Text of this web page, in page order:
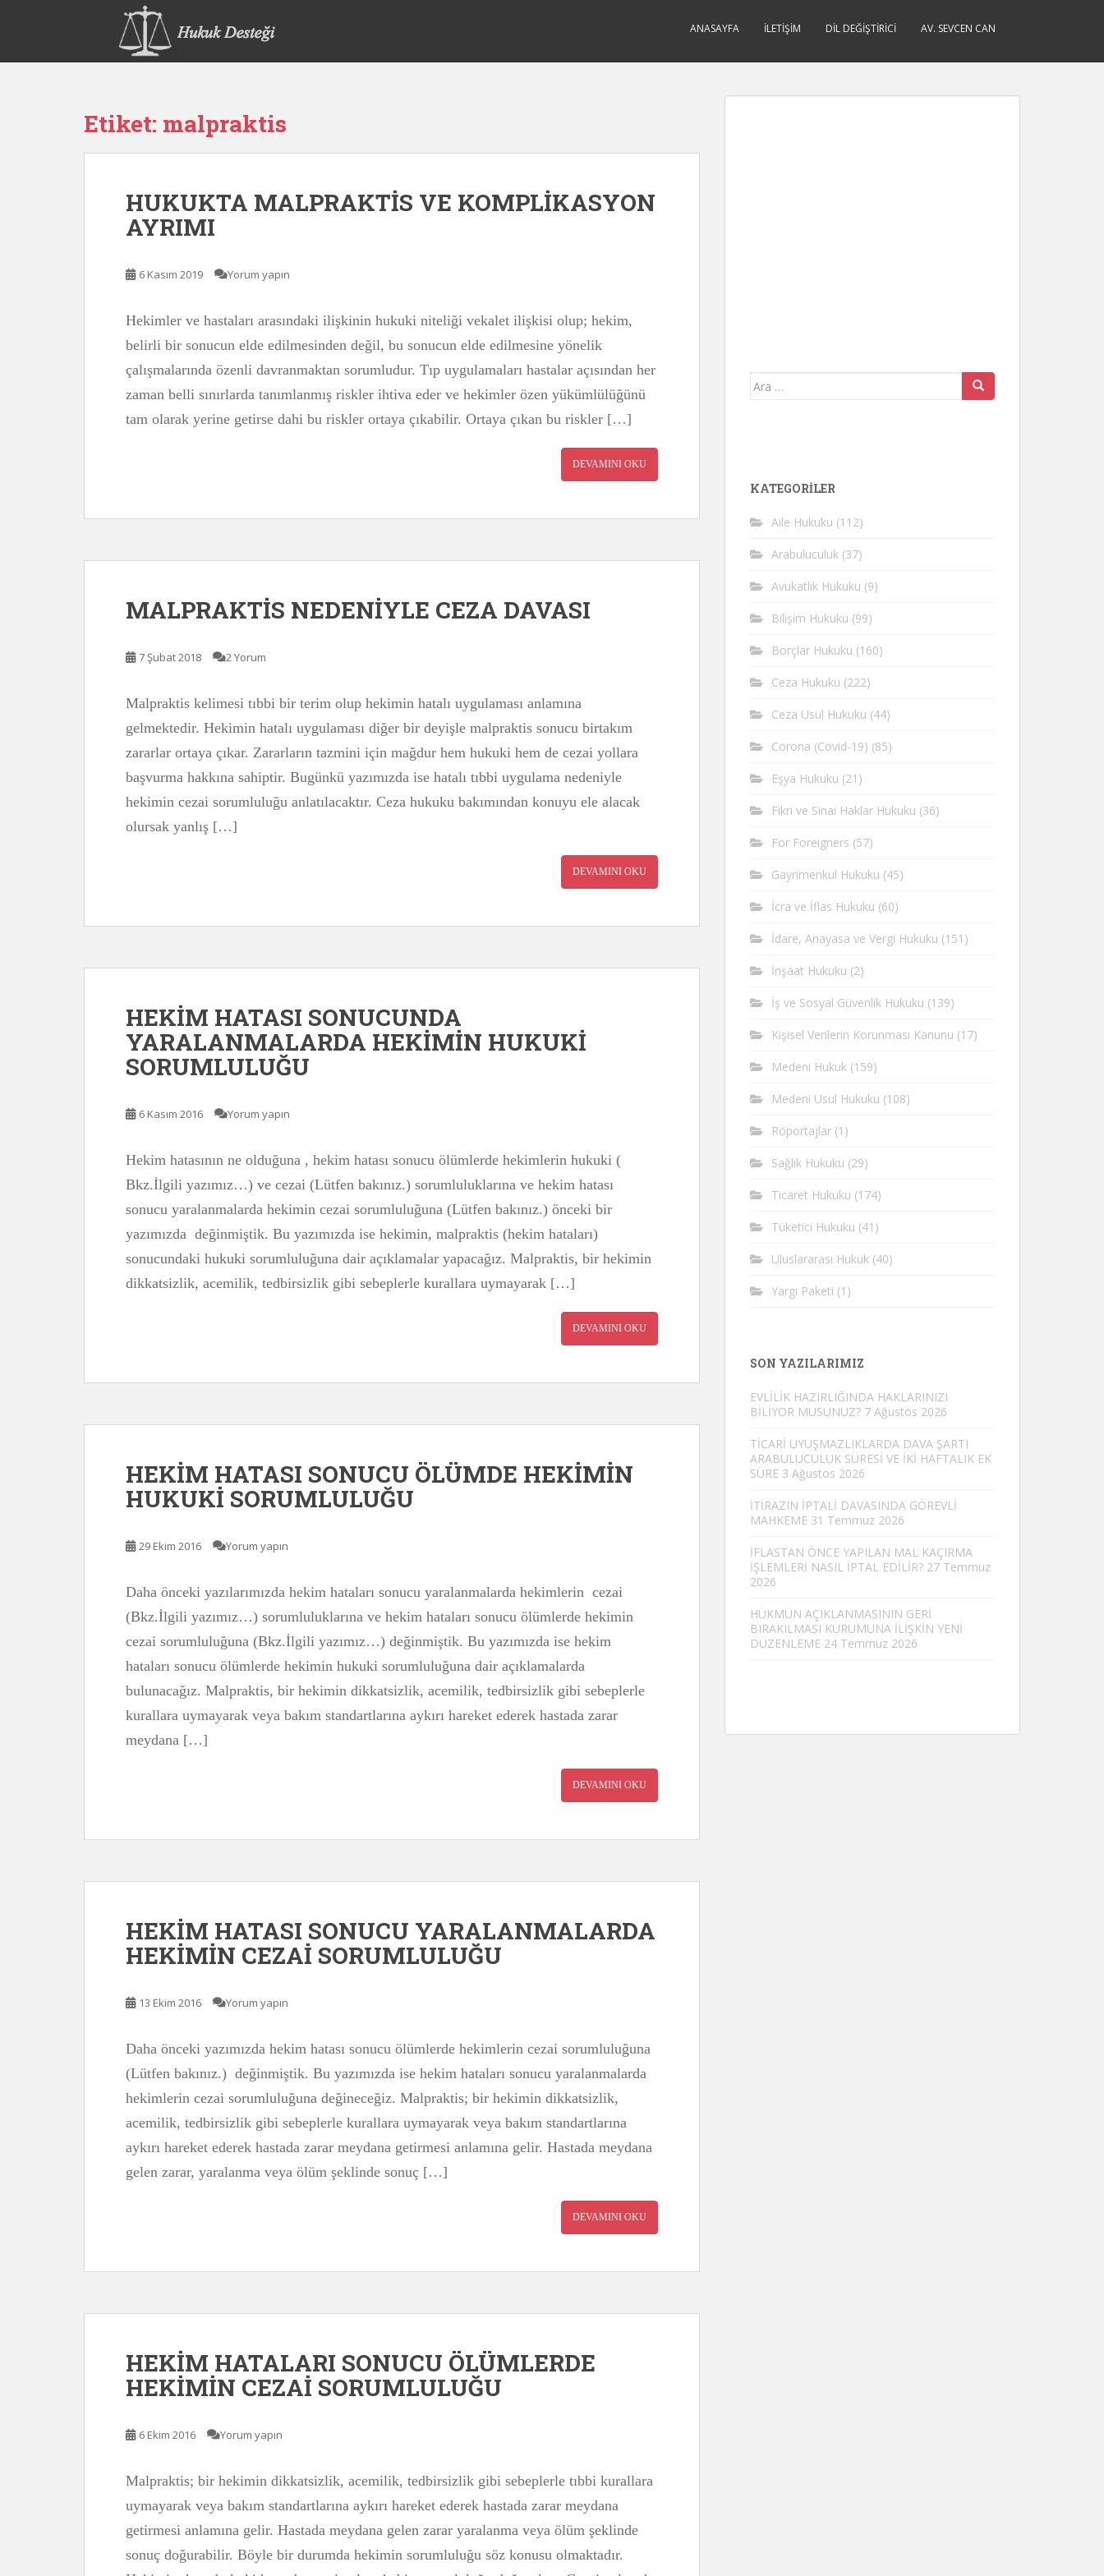
p
ANASAYFA İLETIŞIM DIL DEĞIŞTIRICI AV. SEVCEN CAN
Etiket: malpraktis
HUKUKTA MALPRAKTİS VE KOMPLİKASYON
AYRIMI
6 Kasım 2019 Yorum yapın
Hekimler ve hastaları arasındaki ilişkinin hukuki niteliği vekalet ilişkisi olup; hekim,
belirli bir sonucun elde edilmesinden değil, bu sonucun elde edilmesine yönelik
çalışmalarında özenli davranmaktan sorumludur. Tıp uygulamaları hastalar açısından her
zaman belli sınırlarda tanımlanmış riskler ihtiva eder ve hekimler özen yükümlülüğünü
tam olarak yerine getirse dahi bu riskler ortaya çıkabilir. Ortaya çıkan bu riskler […]
DEVAMINI OKU
MALPRAKTİS NEDENİYLE CEZA DAVASI
7 Şubat 2018 2 Yorum
Malpraktis kelimesi tıbbi bir terim olup hekimin hatalı uygulaması anlamına
gelmektedir. Hekimin hatalı uygulaması diğer bir deyişle malpraktis sonucu birtakım
zararlar ortaya çıkar. Zararların tazmini için mağdur hem hukuki hem de cezai yollara
başvurma hakkına sahiptir. Bugünkü yazımızda ise hatalı tıbbi uygulama nedeniyle
hekimin cezai sorumluluğu anlatılacaktır. Ceza hukuku bakımından konuyu ele alacak
olursak yanlış […]
DEVAMINI OKU
HEKİM HATASI SONUCUNDA
YARALANMALARDA HEKİMİN HUKUKİ
SORUMLULUĞU
6 Kasım 2016 Yorum yapın
Hekim hatasının ne olduğuna , hekim hatası sonucu ölümlerde hekimlerin hukuki (
Bkz.İlgili yazımız…) ve cezai (Lütfen bakınız.) sorumluluklarına ve hekim hatası
sonucu yaralanmalarda hekimin cezai sorumluluğuna (Lütfen bakınız.) önceki bir
yazımızda değinmiştik. Bu yazımızda ise hekimin, malpraktis (hekim hataları)
sonucundaki hukuki sorumluluğuna dair açıklamalar yapacağız. Malpraktis, bir hekimin
dikkatsizlik, acemilik, tedbirsizlik gibi sebeplerle kurallara uymayarak […]
DEVAMINI OKU
HEKİM HATASI SONUCU ÖLÜMDE HEKİMİN
HUKUKİ SORUMLULUĞU
29 Ekim 2016 Yorum yapın
Daha önceki yazılarımızda hekim hataları sonucu yaralanmalarda hekimlerin cezai
(Bkz.İlgili yazımız…) sorumluluklarına ve hekim hataları sonucu ölümlerde hekimin
cezai sorumluluğuna (Bkz.İlgili yazımız…) değinmiştik. Bu yazımızda ise hekim
hataları sonucu ölümlerde hekimin hukuki sorumluluğuna dair açıklamalarda
bulunacağız. Malpraktis, bir hekimin dikkatsizlik, acemilik, tedbirsizlik gibi sebeplerle
kurallara uymayarak veya bakım standartlarına aykırı hareket ederek hastada zarar
meydana […]
DEVAMINI OKU
HEKİM HATASI SONUCU YARALANMALARDA
HEKİMİN CEZAİ SORUMLULUĞU
13 Ekim 2016 Yorum yapın
Daha önceki yazımızda hekim hatası sonucu ölümlerde hekimlerin cezai sorumluluğuna
(Lütfen bakınız.) değinmiştik. Bu yazımızda ise hekim hataları sonucu yaralanmalarda
hekimlerin cezai sorumluluğuna değineceğiz. Malpraktis; bir hekimin dikkatsizlik,
acemilik, tedbirsizlik gibi sebeplerle kurallara uymayarak veya bakım standartlarına
aykırı hareket ederek hastada zarar meydana getirmesi anlamına gelir. Hastada meydana
gelen zarar, yaralanma veya ölüm şeklinde sonuç […]
DEVAMINI OKU
HEKİM HATALARI SONUCU ÖLÜMLERDE
HEKİMİN CEZAİ SORUMLULUĞU
6 Ekim 2016 Yorum yapın
Malpraktis; bir hekimin dikkatsizlik, acemilik, tedbirsizlik gibi sebeplerle tıbbi kurallara
uymayarak veya bakım standartlarına aykırı hareket ederek hastada zarar meydana
getirmesi anlamına gelir. Hastada meydana gelen zarar yaralanma veya ölüm şeklinde
sonuç doğurabilir. Böyle bir durumda hekimin sorumluluğu söz konusu olmaktadır.
Arama
KATEGORİLER
Aile Hukuku (112)
Arabuluculuk (37)
Avukatlık Hukuku (9)
Bilişim Hukuku (99)
Borçlar Hukuku (160)
Ceza Hukuku (222)
Ceza Usul Hukuku (44)
Corona (Covid-19) (85)
Eşya Hukuku (21)
Fikri ve Sinai Haklar Hukuku (36)
For Foreigners (57)
Gayrimenkul Hukuku (45)
İcra ve İflas Hukuku (60)
İdare, Anayasa ve Vergi Hukuku (151)
İnşaat Hukuku (2)
İş ve Sosyal Güvenlik Hukuku (139)
Kişisel Verilerin Korunması Kanunu (17)
Medeni Hukuk (159)
Medeni Usul Hukuku (108)
Röportajlar (1)
Sağlık Hukuku (29)
Ticaret Hukuku (174)
Tüketici Hukuku (41)
Uluslararası Hukuk (40)
Yargı Paketi (1)
SON YAZILARIMIZ
EVLİLİK HAZIRLIĞINDA HAKLARINIZI
BİLİYOR MUSUNUZ? 7 Ağustos 2026
TİCARİ UYUŞMAZLIKLARDA DAVA ŞARTI
ARABULUCULUK SÜRESİ VE İKİ HAFTALIK EK
SÜRE 3 Ağustos 2026
İTİRAZIN İPTALİ DAVASINDA GÖREVLİ
MAHKEME 31 Temmuz 2026
İFLASTAN ÖNCE YAPILAN MAL KAÇIRMA
İŞLEMLERİ NASIL İPTAL EDİLİR? 27 Temmuz
2026
HÜKMÜN AÇIKLANMASININ GERİ
BIRAKILMASI KURUMUNA İLİŞKİN YENİ
DÜZENLEME 24 Temmuz 2026